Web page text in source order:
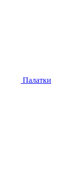
Палатки